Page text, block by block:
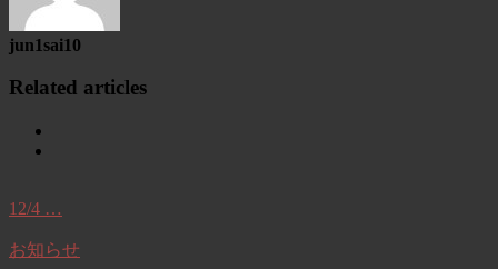
jun1sai10
Related articles
12/4 …
お知らせ